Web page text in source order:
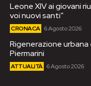
Leone XIV ai giovani
voi nuovi santi”
CRONACA 6 Agosto 2026
Rigenerazione
Piermarini
ATTUALITÀ 6 Agosto 2026